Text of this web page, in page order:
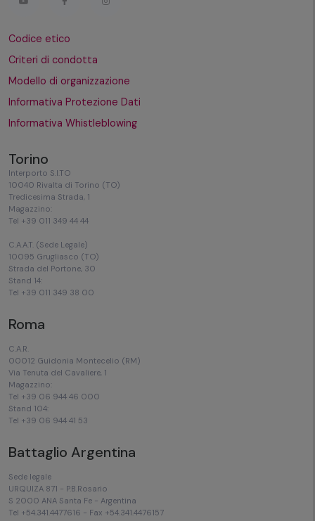
Codice etico
Criteri di condotta
Modello di organizzazione
Informativa Protezione Dati
Informativa Whistleblowing
Torino
Interporto S.I.TO
10040 Rivalta di Torino (TO)
Tredicesima Strada, 1
Magazzino:
Tel +39 011 349 44 44
C.A.A.T. (Sede Legale)
10095 Grugliasco (TO)
Strada del Portone, 30
Stand 14:
Tel +39 011 349 38 00
Roma
C.A.R.
00012 Guidonia Montecelio (RM)
Via Tenuta del Cavaliere, 1
Magazzino:
Tel +39 06 944 46 000
Stand 104:
Tel +39 06 944 41 53
Battaglio Argentina
Sede legale
URQUIZA 871 - P.B.Rosario
S 2000 ANA Santa Fe - Argentina
Tel +54.341.4477616 - Fax +54.341.4476157